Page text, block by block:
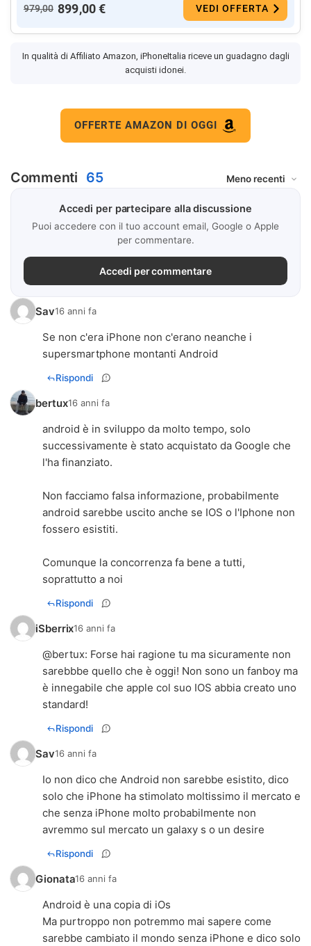
979,00 899,00 € VEDI OFFERTA
In qualità di Affiliato Amazon, iPhoneItalia riceve un guadagno dagli
acquisti idonei.
OFFERTE AMAZON DI OGGI
Commenti 65
Accedi per partecipare alla discussione
Puoi accedere con il tuo account email, Google o Apple
per commentare.
Accedi per commentare
Sav16 anni fa
Se non c'era iPhone non c'erano neanche i
supersmartphone montanti Android
Rispondi
bertux16 anni fa
android è in sviluppo da molto tempo, solo
successivamente è stato acquistato da Google che
l'ha finanziato.
Non facciamo falsa informazione, probabilmente
android sarebbe uscito anche se IOS o l'Iphone non
fossero esistiti.
Comunque la concorrenza fa bene a tutti,
soprattutto a noi
Rispondi
iSberrix16 anni fa
@bertux: Forse hai ragione tu ma sicuramente non
sarebbbe quello che è oggi! Non sono un fanboy ma
è innegabile che apple col suo IOS abbia creato uno
standard!
Rispondi
Sav16 anni fa
Io non dico che Android non sarebbe esistito, dico
solo che iPhone ha stimolato moltissimo il mercato e
che senza iPhone molto probabilmente non
avremmo sul mercato un galaxy s o un desire
Rispondi
Gionata16 anni fa
Android è una copia di iOs
Ma purtroppo non potremmo mai sapere come
sarebbe cambiato il mondo senza iPhone e dico solo